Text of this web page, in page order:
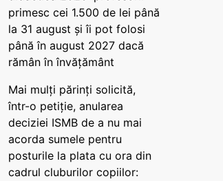
primesc cei 1.500 de lei până
la 31 august și îi pot folosi
până în august 2027 dacă
rămân în învățământ
Mai mulți părinți solicită,
într-o petiție, anularea
deciziei ISMB de a nu mai
acorda sumele pentru
posturile la plata cu ora din
cadrul cluburilor copiilor: